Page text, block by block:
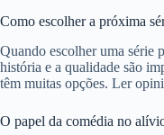
Como escolher a próxima
Quando escolher uma série
história e a qualidade são
têm muitas opções. Ler
O papel da comédia no